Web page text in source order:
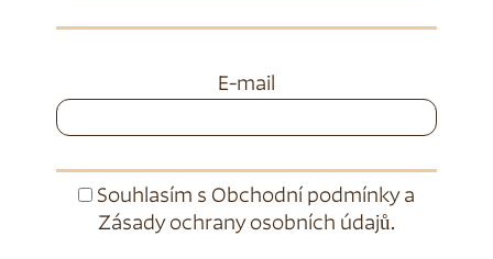
E-mail
Souhlasím s Obchodní podmínkya
Zásady ochrany osobních údajů.